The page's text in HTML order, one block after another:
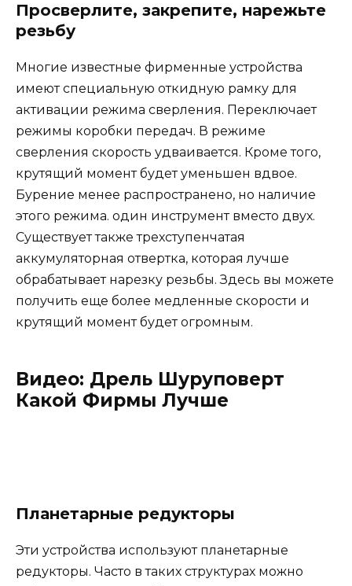
Просверлите, закрепите, нарежьте
резьбу
Многие известные фирменные устройства
имеют специальную откидную рамку для
активации режима сверления. Переключает
режимы коробки передач. В режиме
сверления скорость удваивается. Кроме того,
крутящий момент будет уменьшен вдвое.
Бурение менее распространено, но наличие
этого режима. один инструмент вместо двух.
Существует также трехступенчатая
аккумуляторная отвертка, которая лучше
обрабатывает нарезку резьбы. Здесь вы можете
получить еще более медленные скорости и
крутящий момент будет огромным.
Видео: Дрель Шуруповерт
Какой Фирмы Лучше
Планетарные редукторы
Эти устройства используют планетарные
редукторы. Часто в таких структурах можно